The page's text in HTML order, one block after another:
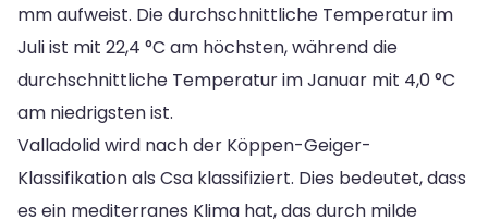
mm aufweist. Die durchschnittliche Temperatur im
Juli ist mit 22,4 °C am höchsten, während die
durchschnittliche Temperatur im Januar mit 4,0 °C
am niedrigsten ist.
Valladolid wird nach der Köppen-Geiger-
Klassifikation als Csa klassifiziert. Dies bedeutet, dass
es ein mediterranes Klima hat, das durch milde